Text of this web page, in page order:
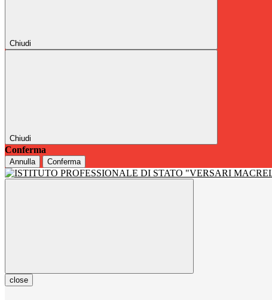
Chiudi
Chiudi
Conferma
Annulla Conferma
close